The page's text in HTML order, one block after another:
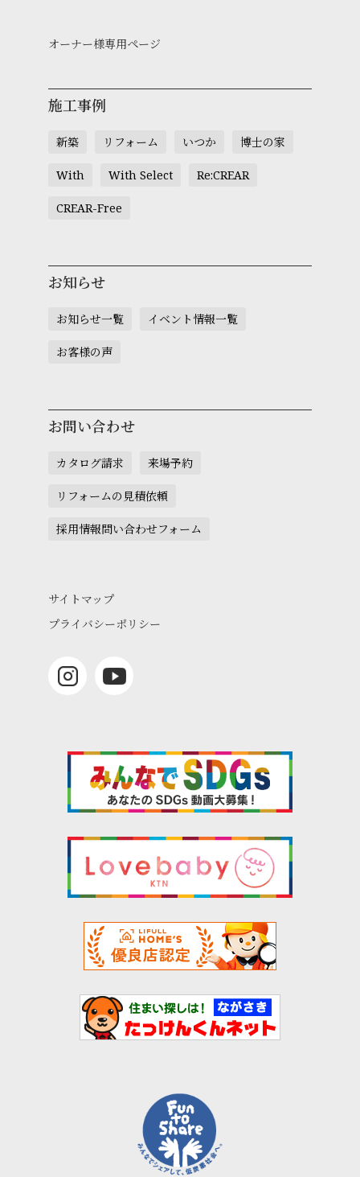
オーナー様専用ページ
施工事例
新築 リフォーム いつか 博士の家
With With Select Re:CREAR
CREAR-Free
お知らせ
お知らせ一覧 イベント情報一覧
お客様の声
お問い合わせ
カタログ請求 来場予約
リフォームの見積依頼
採用情報問い合わせフォーム
サイトマップ
プライバシーポリシー